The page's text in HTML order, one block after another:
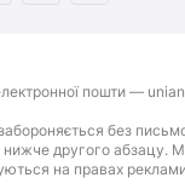
пошти —
без
другого
на правах